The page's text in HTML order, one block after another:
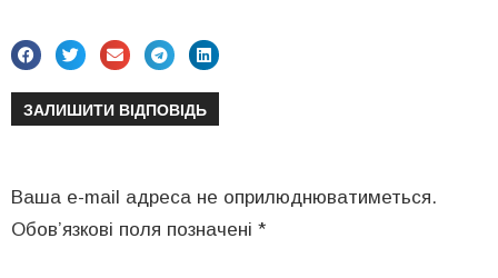
ЗАЛИШИТИ ВІДПОВІДЬ
Ваша e-mail адреса не оприлюднюватиметься.
Обов’язкові поля позначені *